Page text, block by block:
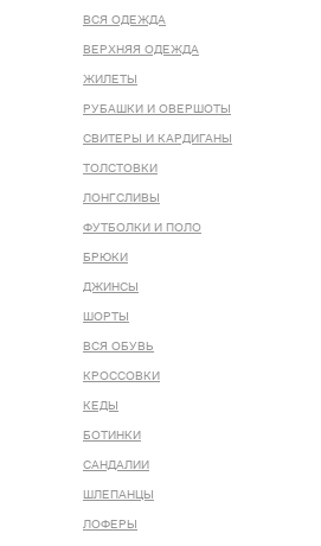
ВСЯ ОДЕЖДА
ВЕРХНЯЯ ОДЕЖДА
ЖИЛЕТЫ
РУБАШКИ И ОВЕРШОТЫ
СВИТЕРЫ И КАРДИГАНЫ
ТОЛСТОВКИ
ЛОНГСЛИВЫ
ФУТБОЛКИ И ПОЛО
БРЮКИ
ДЖИНСЫ
ШОРТЫ
ВСЯ ОБУВЬ
КРОССОВКИ
КЕДЫ
БОТИНКИ
САНДАЛИИ
ШЛЕПАНЦЫ
ЛОФЕРЫ